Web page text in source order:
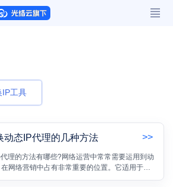
IP工具
动态IP代理的几种方法 >>
理的方法有哪些?网络运营中常常需要运用到动
网络营销中占有非常重要的位置。它适用于网
目标补量、数据分析等与互联网息息相关的工